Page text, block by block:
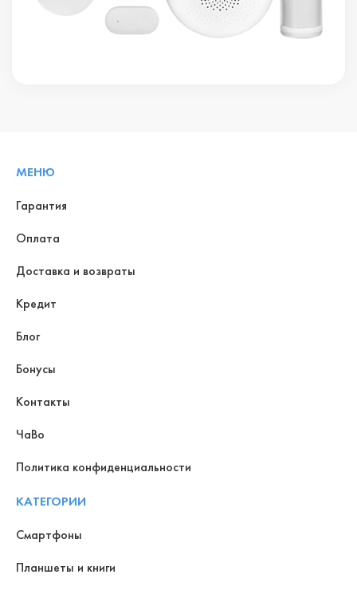
МЕНЮ
Гарантия
Оплата
Доставка и возвраты
Кредит
Блог
Бонусы
Контакты
ЧаВо
Политика конфиденциальности
КАТЕГОРИИ
Смартфоны
Планшеты и книги